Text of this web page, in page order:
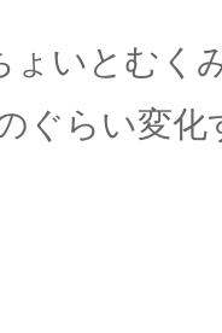
いとむく
ぐらい変